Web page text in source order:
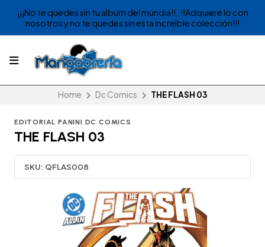
¡¡¡No te quedes sin tu album del mundia!! , !!Adquiere lo con
nosotros y no te quedes sin esta increible colección!!!
Home Dc Comics THE FLASH 03
EDITORIAL PANINI DC COMICS
THE FLASH 03
SKU: QFLAS008